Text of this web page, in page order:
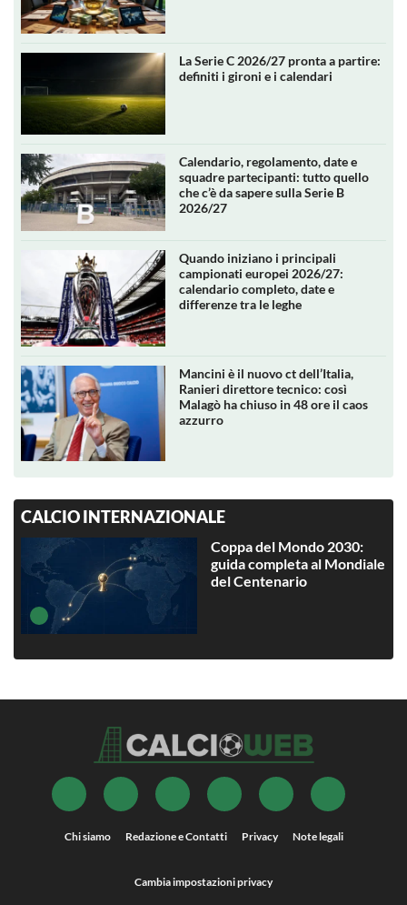
La Serie C 2026/27 pronta a partire:
definiti i gironi e i calendari
Calendario, regolamento, date e
squadre partecipanti: tutto quello
che c’è da sapere sulla Serie B
2026/27
Quando iniziano i principali
campionati europei 2026/27:
calendario completo, date e
differenze tra le leghe
Mancini è il nuovo ct dell’Italia,
Ranieri direttore tecnico: così
Malagò ha chiuso in 48 ore il caos
azzurro
CALCIO INTERNAZIONALE
Coppa del Mondo 2030:
guida completa al Mondiale
del Centenario
Chi siamo Redazione e Contatti Privacy Note legali
Cambia impostazioni privacy